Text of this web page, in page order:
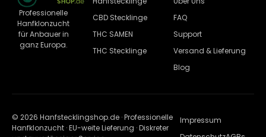
Professionelle
Hanfklonzucht
für Anbauer in
ganz Europa.
CBD Stecklinge
THC SAMEN
THC Stecklinge
FAQ
Support
Versand & Lieferung
Blog
© 2026 Hanfstecklingshop.de · Professionelle
Hanfklonzucht · EU-weite Lieferung · Diskreter
Impressum